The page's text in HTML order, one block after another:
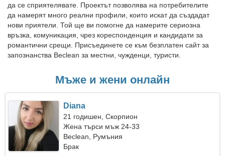
да се сприятелявате. Проектът позволява на потребителите
да намерят много реални профили, които искат да създадат
нови приятели. Той ще ви помогне да намерите сериозна
връзка, комуникация, чрез кореспонденция и кандидати за
романтични срещи. Присъединете се към безплатен сайт за
запознанства Beclean за местни, чужденци, туристи.
Мъже и жени онлайн
Diana
21 годишен, Скорпион
Жена търси мъж 24-33
Beclean, Румъния
Брак